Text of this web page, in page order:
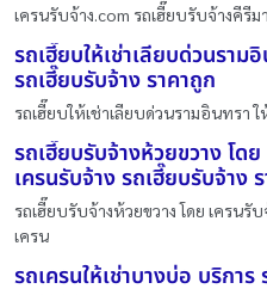
เครนรับจ้าง.com รถเฮี๊ยบรับจ้างคีรี
รถเฮี๊ยบให้เช่าเลียบด่วนราม
รถเฮี๊ยบรับจ้าง ราคาถูก
รถเฮี๊ยบให้เช่าเลียบด่วนรามอินทรา
รถเฮี๊ยบรับจ้างห้วยขวาง โด
เครนรับจ้าง รถเฮี๊ยบรับจ้าง
รถเฮี๊ยบรับจ้างห้วยขวาง โดย เครนรั
เครน
รถเครนให้เช่าบางบ่อ บริกา